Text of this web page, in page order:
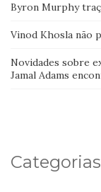
Byron Murphy
Vinod Khosla não
Novidades sobre
Jamal Adams
Categorias